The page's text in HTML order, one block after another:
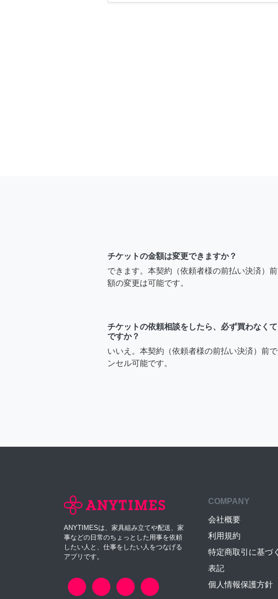
チケットの金額は変更できますか？
できます。本契約（依頼者様の前払い決済）
額の変更は可能です。
チケットの依頼相談をしたら、必ず買わなく
ですか？
いいえ。本契約（依頼者様の前払い決済）前
ンセル可能です。
ANYTIMESは、家具組み立てや配送、家
事などの日常のちょっとした用事を依頼
したい人と、仕事をしたい人をつなげる
アプリです。
COMPANY
会社概要
利用規約
特定商取引に基づく
表記
個人情報保護方針